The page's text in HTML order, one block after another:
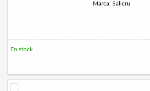
Marca: Salicru
En stock